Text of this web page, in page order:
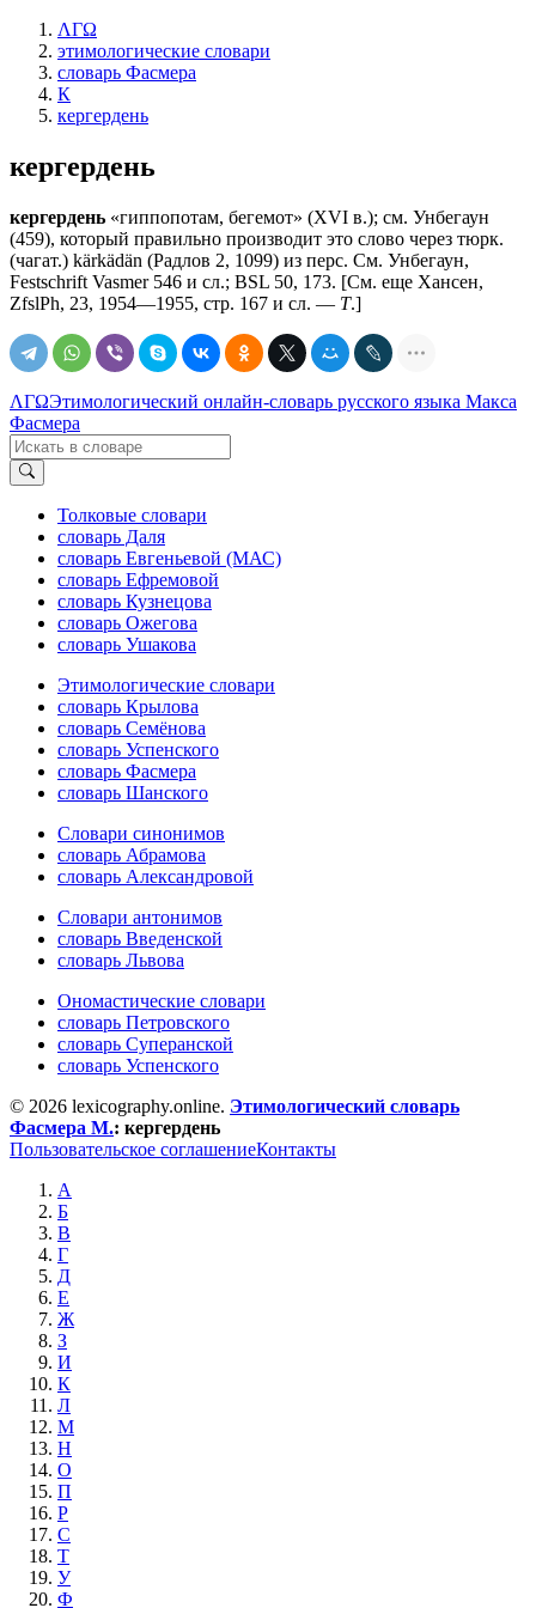
ΛΓΩ
этимологические словари
словарь Фасмера
К
кергердень
кергердень
кергердень «гиппопотам, бегемот» (ХVI в.); см. Унбегаун
(459), который правильно производит это слово через тюрк.
(чагат.) kärkädän (Радлов 2, 1099) из перс. См. Унбегаун,
Festschrift Vasmer 546 и сл.; ВSL 50, 173. [См. еще Хансен,
ZfslPh, 23, 1954—1955, стр. 167 и сл. — Т.]
ΛΓΩЭтимологический онлайн-словарь русского языка Макса
Фасмера
Толковые словари
словарь Даля
словарь Евгеньевой (МАС)
словарь Ефремовой
словарь Кузнецова
словарь Ожегова
словарь Ушакова
Этимологические словари
словарь Крылова
словарь Семёнова
словарь Успенского
словарь Фасмера
словарь Шанского
Словари синонимов
словарь Абрамова
словарь Александровой
Словари антонимов
словарь Введенской
словарь Львова
Ономастические словари
словарь Петровского
словарь Суперанской
словарь Успенского
© 2026 lexicography.online. Этимологический словарь
Фасмера М.: кергердень
Пользовательское соглашениеКонтакты
А
Б
В
Г
Д
Е
Ж
З
И
К
Л
М
Н
О
П
Р
С
Т
У
Ф